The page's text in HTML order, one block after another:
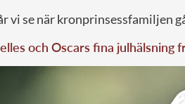
vi se när kronprinsessfamiljen
och Oscars fina julhälsning